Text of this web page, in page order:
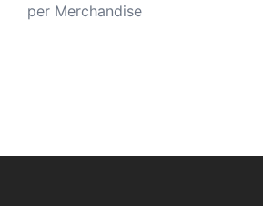
per Merchandise